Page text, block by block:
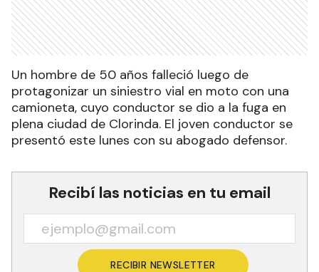
Un hombre de 50 años falleció luego de
protagonizar un siniestro vial en moto con una
camioneta, cuyo conductor se dio a la fuga en
plena ciudad de Clorinda. El joven conductor se
presentó este lunes con su abogado defensor.
Recibí las noticias en tu email
RECIBIR NEWSLETTER